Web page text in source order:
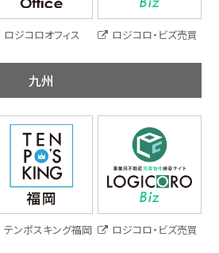
ロジコロオフィス ロジコロ・ビズ売買
九州
テンポスキング福岡 ロジコロ・ビズ売買